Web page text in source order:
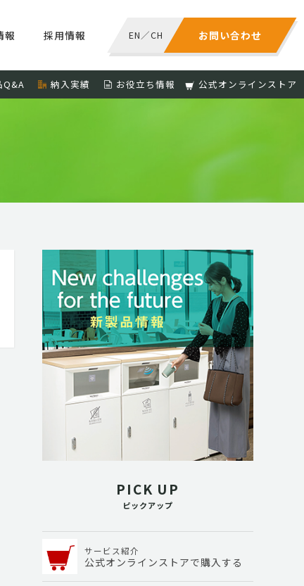
お問い合わせ
EN／CH
報 採用情報
Q&A 納入実績 お役立ち情報 公式オンラインストア
PICK UP
ピックアップ
サービス紹介
公式オンラインストアで購入する